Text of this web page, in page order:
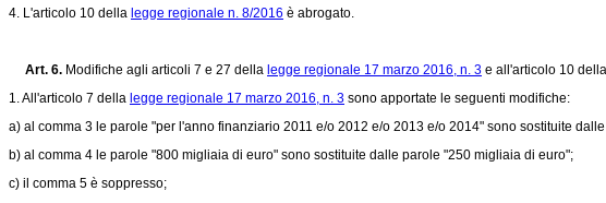
4. L'articolo 10 della legge regionale n. 8/2016 è abrogato.
Art. 6. Modifiche agli articoli 7 e 27 della legge regionale 17 marzo 2016, n. 3 e all'articolo 10 della
1. All'articolo 7 della legge regionale 17 marzo 2016, n. 3 sono apportate le seguenti modifiche:
a) al comma 3 le parole "per l'anno finanziario 2011 e/o 2012 e/o 2013 e/o 2014" sono sostituite
b) al comma 4 le parole "800 migliaia di euro" sono sostituite dalle parole "250 migliaia di euro";
c) il comma 5 è soppresso;